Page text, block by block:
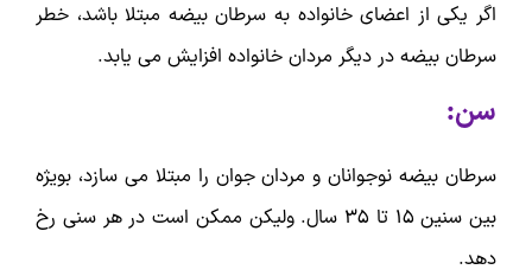
اگر یکی از اعضای خانواده به سرطان بیضه مبتلا باشد، خطر
سرطان بیضه در دیگر مردان خانواده افزایش می یابد.
سن:
سرطان بیضه نوجوانان و مردان جوان را مبتلا می سازد، بویژه
بین سنین 15 تا 35 سال. ولیکن ممکن است در هر سنی رخ
دهد.